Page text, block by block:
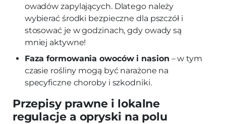
owadów zapylających. Dlatego należy
wybierać środki bezpieczne dla pszczół i
stosować je w godzinach, gdy owady są
mniej aktywne!
Faza formowania owoców i nasion – w tym
czasie rośliny mogą być narażone na
specyficzne choroby i szkodniki.
Przepisy prawne i lokalne
regulacje a opryski na polu